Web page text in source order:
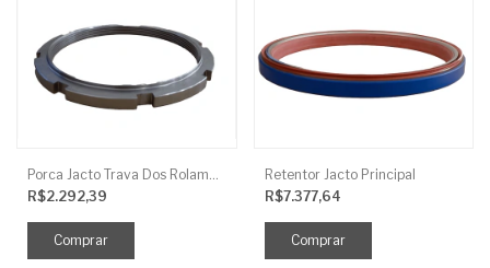
R$2.292,39
Retentor Jacto Principal
R$7.377,64